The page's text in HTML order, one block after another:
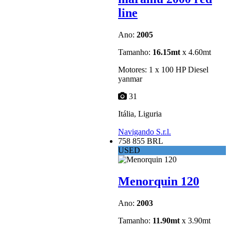
line
Ano: 2005
Tamanho: 16.15mt x 4.60mt
Motores: 1 x 100 HP Diesel
yanmar
31
Itália, Liguria
Navigando S.r.l.
758 855 BRL
USED
Menorquin 120
Ano: 2003
Tamanho: 11.90mt x 3.90mt